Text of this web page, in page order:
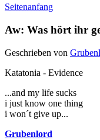
Seitenanfang
Aw: Was hört ihr
Geschrieben von
Katatonia - Evidence
...and my life sucks
i just know one thing
i won´t give up...
Grubenlord